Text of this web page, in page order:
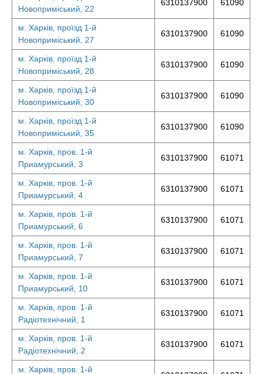
Новоприміський, 22
6310137900 61090
м. Харків, проїзд 1-й
Новоприміський, 27
6310137900 61090
м. Харків, проїзд 1-й
Новоприміський, 28
6310137900 61090
м. Харків, проїзд 1-й
Новоприміський, 30
6310137900 61090
м. Харків, проїзд 1-й
Новоприміський, 35
6310137900 61090
м. Харків, пров. 1-й
Приамурський, 3
6310137900 61071
м. Харків, пров. 1-й
Приамурський, 4
6310137900 61071
м. Харків, пров. 1-й
Приамурський, 6
6310137900 61071
м. Харків, пров. 1-й
Приамурський, 7
6310137900 61071
м. Харків, пров. 1-й
Приамурський, 10
6310137900 61071
м. Харків, пров. 1-й
Радіотехнічний, 1
6310137900 61071
м. Харків, пров. 1-й
Радіотехнічний, 2
6310137900 61071
м. Харків, пров. 1-й